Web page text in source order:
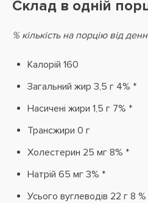
Склад в одній
% кількість на порцію від
Калорій 160
Загальний жир 3,5 г 4% *
Насичені жири 1,5 г 7% *
Трансжири 0 г
Холестерин 25 мг 8% *
Натрій 65 мг 3% *
Усього вуглеводів 22 г 8